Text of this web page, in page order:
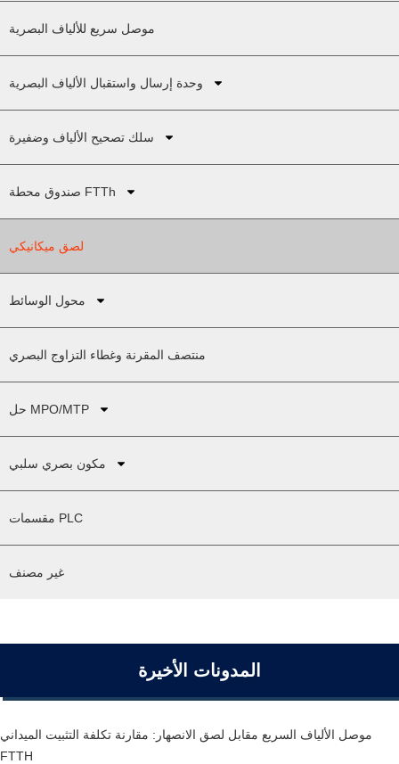
موصل سريع للألياف البصرية
وحدة إرسال واستقبال الألياف البصرية
سلك تصحيح الألياف وضفيرة
صندوق محطة FTTh
لصق ميكانيكي
محول الوسائط
منتصف المقرنة وغطاء التزاوج البصري
حل MPO/MTP
مكون بصري سلبي
مقسمات PLC
غير مصنف
المدونات الأخيرة
موصل الألياف السريع مقابل لصق الانصهار: مقارنة تكلفة التثبيت الميداني
FTTH